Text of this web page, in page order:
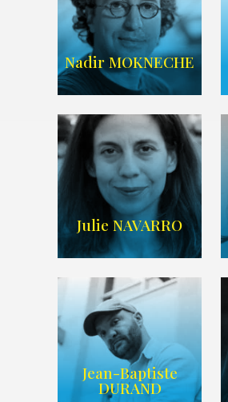
ARDA
Nadir MOKNECHE
Imdb, Wikipedia
Julie NAVARRO
IMDB
Jean-Baptiste
DURAND